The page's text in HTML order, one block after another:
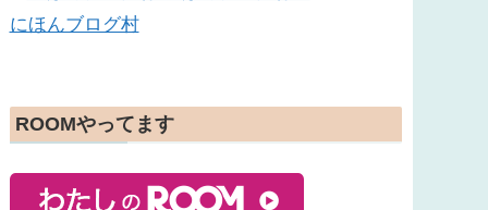
にほんブログ村
ROOMやってます